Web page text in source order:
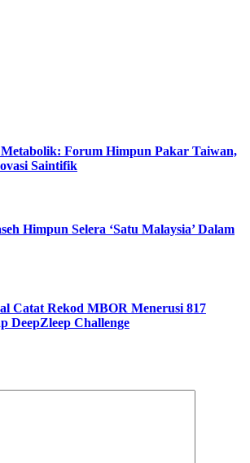
Metabolik: Forum Himpun Pakar Taiwan,
Saintifik
Himpun Selera ‘Satu Malaysia’ Dalam
Catat Rekod MBOR Menerusi 817
DeepZleep Challenge